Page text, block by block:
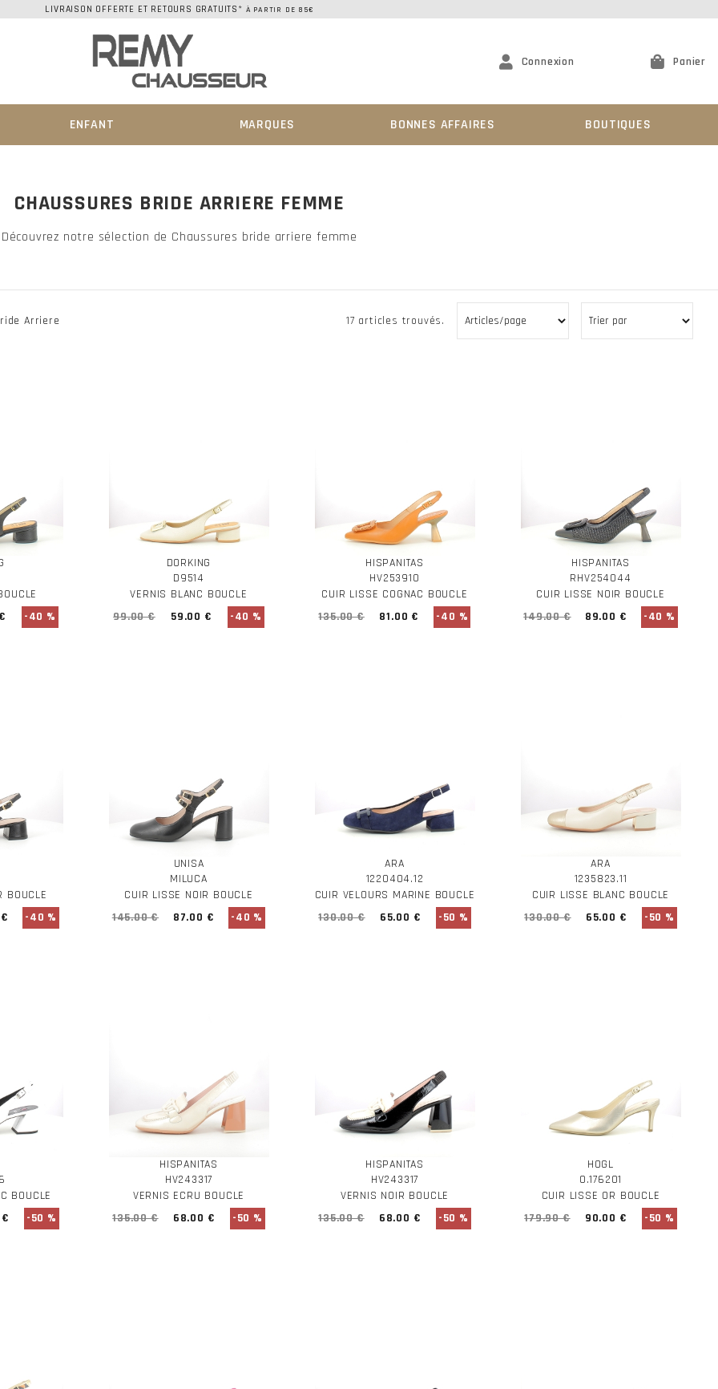
LIVRAISON OFFERTE ET RETOURS GRATUITS* À PARTIR DE 85€
Connexion Panier
ENFANT MARQUES BONNES AFFAIRES BOUTIQUES
CHAUSSURES BRIDE ARRIERE FEMME
Découvrez notre sélection de Chaussures bride arriere femme
Arriere 17 articles trouvés.
-40 %
DORKING
D9514
VERNIS BLANC BOUCLE
99.00 €
59.00 € -40 %
HISPANITAS
HV253910
CUIR LISSE COGNAC BOUCLE
135.00 €
81.00 € -40 %
HISPANITAS
RHV254044
CUIR LISSE NOIR BOUCLE
149.00 €
89.00 € -40 %
BOUCLE
-40 %
UNISA
MILUCA
CUIR LISSE NOIR BOUCLE
145.00 €
87.00 € -40 %
ARA
1220404.12
CUIR VELOURS MARINE BOUCLE
130.00 €
65.00 € -50 %
ARA
1235823.11
CUIR LISSE BLANC BOUCLE
130.00 €
65.00 € -50 %
BOUCLE
-50 %
HISPANITAS
HV243317
VERNIS ECRU BOUCLE
135.00 €
68.00 € -50 %
HISPANITAS
HV243317
VERNIS NOIR BOUCLE
135.00 €
68.00 € -50 %
HOGL
0.176201
CUIR LISSE OR BOUCLE
179.90 €
90.00 € -50 %